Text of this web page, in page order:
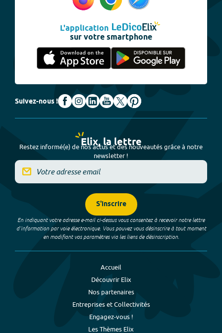
L'application
sur votre smartphone
Suivez-nous !
Elix, la lettre
Restez informé(e) de nos actus et des nouveautés grâce à notre
newsletter !
S'inscrire
En indiquant votre adresse e-mail ci-dessus vous consentez à recevoir notre lettre
d’information par voie électronique. Vous pouvez vous désinscrire à tout moment
en modifiant vos paramètres via les liens de désinscription.
Accueil
Découvrir Elix
Nos partenaires
Entreprises et Collectivités
Engagez-vous !
Les Thèmes Elix